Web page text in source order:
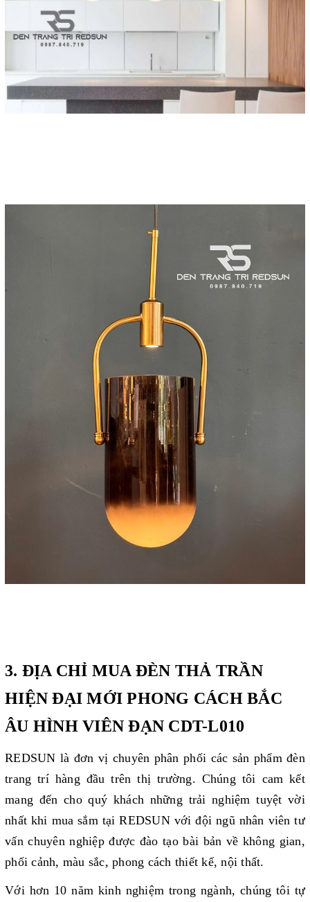
3. ĐỊA CHỈ MUA ĐÈN THẢ TRẦN
HIỆN ĐẠI MỚI PHONG CÁCH BẮC
ÂU HÌNH VIÊN ĐẠN CDT-L010
REDSUN là đơn vị chuyên phân phối các sản phẩm đèn
trang trí hàng đầu trên thị trường. Chúng tôi cam kết
mang đến cho quý khách những trải nghiệm tuyệt vời
nhất khi mua sắm tại REDSUN với đội ngũ nhân viên tư
vấn chuyên nghiệp được đào tạo bài bản về không gian,
phối cảnh, màu sắc, phong cách thiết kế, nội thất.
Với hơn 10 năm kinh nghiệm trong ngành, chúng tôi tự